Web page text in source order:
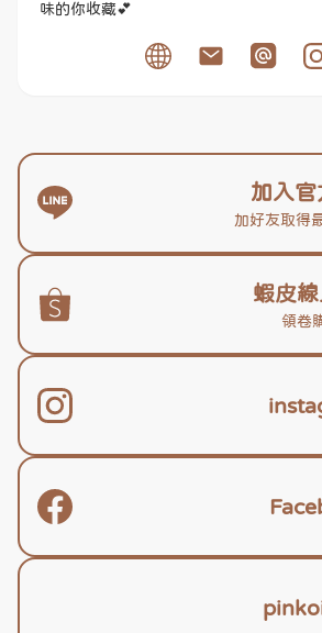
味的你收藏💕
加入
加好友取得
蝦皮
領卷